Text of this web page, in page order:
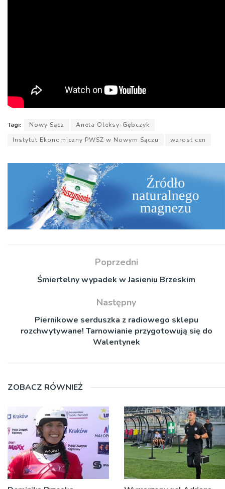
Tagi: Nowy Sącz
Aneta Oleksy-Gębczyk
Instytut Ekonomiczny PWSZ w Nowym Sączu
wzrost cen
Poprzedni
Śmiertelny wypadek w Jasieniu Brzeskim
Następny
Piernikowe serduszka z radiowego sklepu
rozchwytywane! Tarnowianie przygotowują się do
Walentynek
ZOBACZ RÓWNIEŻ